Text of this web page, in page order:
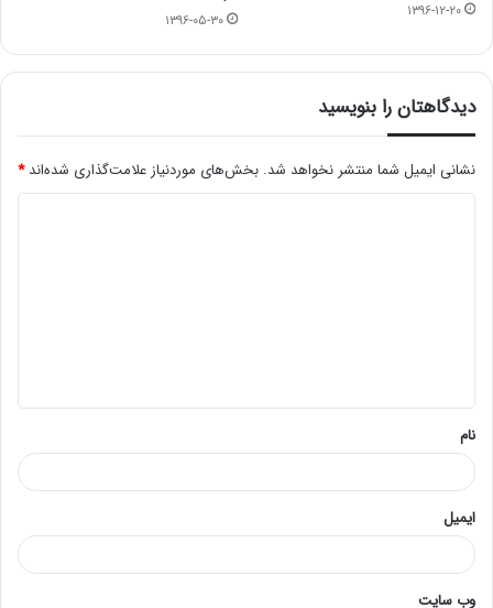
۱۳۹۶-۱۲-۲۰ ۱۳۹۶-۰۵-۳۰
دیدگاهتان را بنویسید
نشانی ایمیل شما منتشر نخواهد شد. بخش‌های موردنیاز علامت‌گذاری شده‌اند*
*
نام
ایمیل
وب‌ سایت